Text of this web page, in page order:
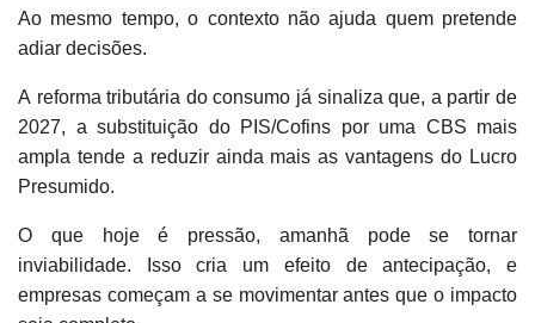
Ao mesmo tempo, o contexto não ajuda quem pretende
adiar decisões.
A reforma tributária do consumo já sinaliza que, a partir de
2027, a substituição do PIS/Cofins por uma CBS mais
ampla tende a reduzir ainda mais as vantagens do Lucro
Presumido.
O que hoje é pressão, amanhã pode se tornar
inviabilidade. Isso cria um efeito de antecipação, e
empresas começam a se movimentar antes que o impacto